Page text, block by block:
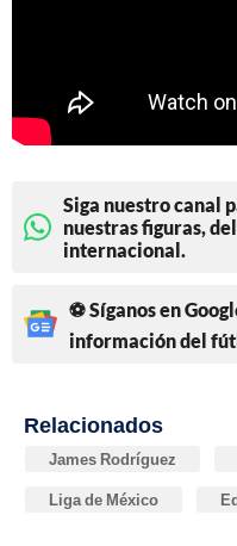
Siga nuestro canal
nuestras figuras,
internacional.
⚽ Síganos en
información del
Relacionados
James Rodríguez
Liga de México